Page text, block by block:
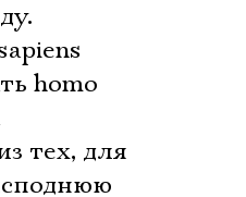
homo
тех, для